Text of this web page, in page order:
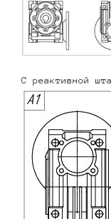
С реактивной